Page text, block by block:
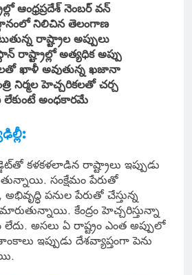
ఆంధ్రప్రదేశ్ నెంబర్ వన్
నిలిచిన తెలంగాణ
రాష్ట్రాల అప్పులు
రాష్ట్రాల్లో అత్యధిక అప్పు
ఖాళీ అవుతున్న ఖజానా
నిర్మల హెచ్చరికలతో చర్చ
లేకుంటే అంధకారమే
కళకళలాడిన రాష్ట్రాలు ఇప్పుడు
సంక్షేమం పేరుతో
పనుల పేరుతో చేస్తున్న
కేంద్రం హెచ్చరిస్తున్నా
అసలు ఏ రాష్ట్రం ఎంత అప్పులో
ఇప్పుడు దేశవ్యాప్తంగా పెను